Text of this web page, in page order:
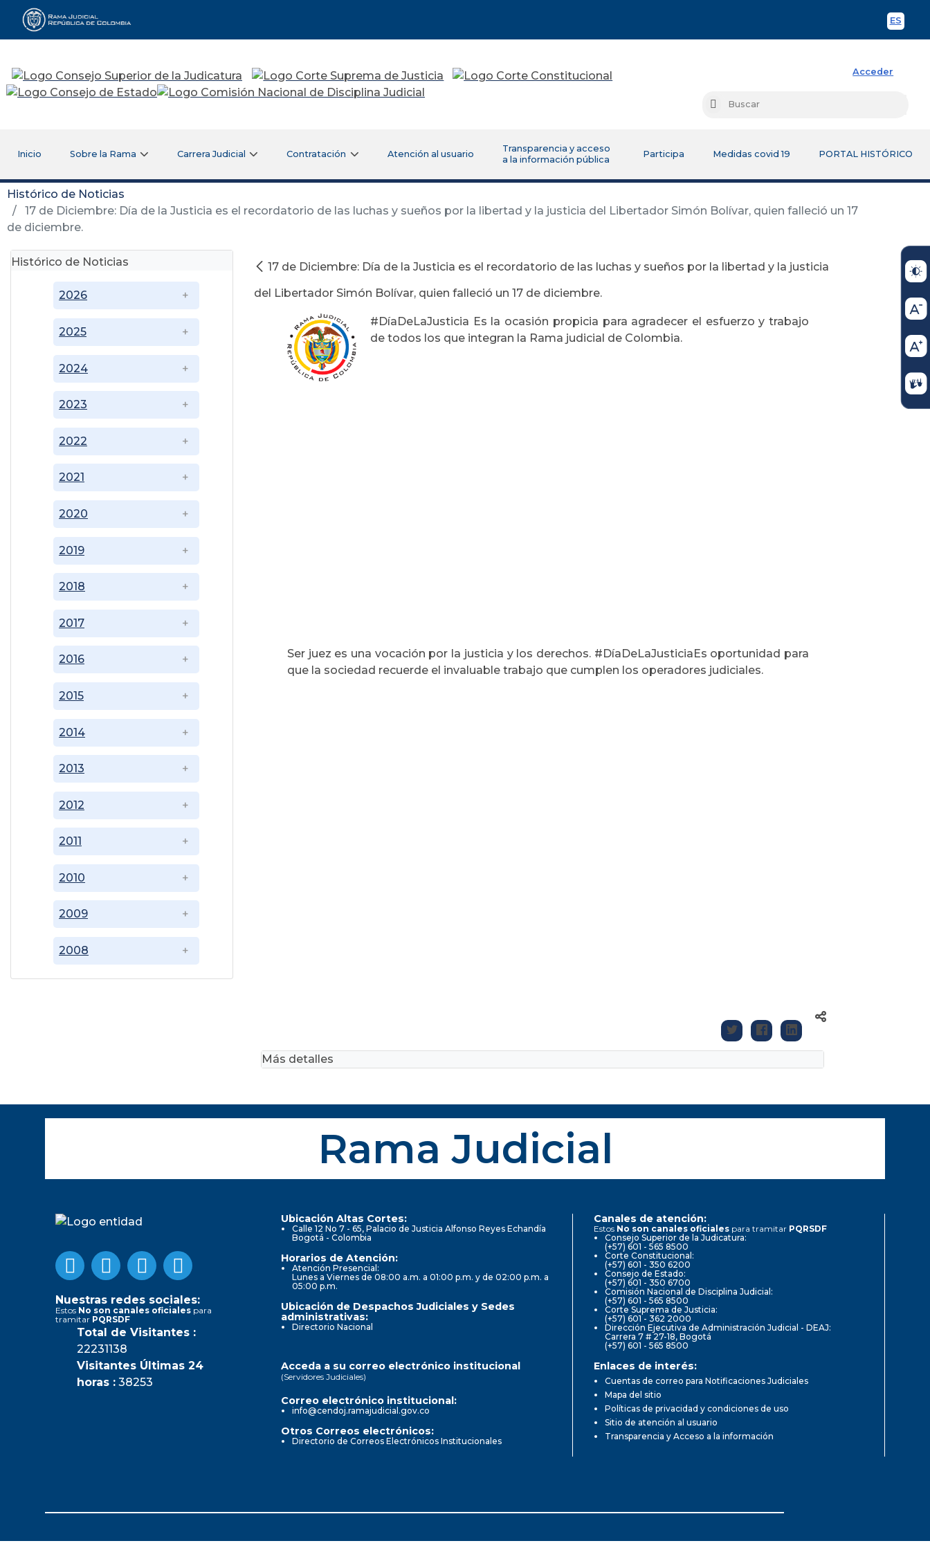
ES
Rama Judicial
Acceder
Buscar
Inicio Sobre la Rama Carrera Judicial Contratación Atención al usuario
Transparencia y acceso
a la información pública
Participa Medidas covid 19 PORTAL HISTÓRICO
Histórico de Noticias
17 de Diciembre: Día de la Justicia es el recordatorio de las luchas y sueños por la libertad y la justicia del Libertador Simón Bolívar, quien falleció un 17
de diciembre.
Histórico de Noticias
2008
2009
2010
2011
2012
2013
2014
2015
2016
2017
2018
2019
2020
2021
2022
2023
2024
2025
2026
17 de Diciembre: Día de la Justicia es el recordatorio de las luchas y sueños por la libertad y la justicia
del Libertador Simón Bolívar, quien falleció un 17 de diciembre.
#DíaDeLaJusticia Es la ocasión propicia para agradecer el esfuerzo y trabajo
de todos los que integran la Rama judicial de Colombia.
Ser juez es una vocación por la justicia y los derechos. #DíaDeLaJusticiaEs oportunidad para
que la sociedad recuerde el invaluable trabajo que cumplen los operadores judiciales.
Más detalles
Rama Judicial
Nuestras redes sociales:
Estos No son canales oficiales para
tramitar PQRSDF
Total de Visitantes :
22231138
Visitantes Últimas 24
horas : 38253
Ubicación Altas Cortes:
Calle 12 No 7 - 65, Palacio de Justicia Alfonso Reyes Echandía
Bogotá - Colombia
Horarios de Atención:
Atención Presencial:
Lunes a Viernes de 08:00 a.m. a 01:00 p.m. y de 02:00 p.m. a
05:00 p.m.
Ubicación de Despachos Judiciales y Sedes
administrativas:
Directorio Nacional
Canales de atención:
Estos No son canales oficiales para tramitar PQRSDF
Consejo Superior de la Judicatura:
(+57) 601 - 565 8500
Corte Constitucional:
(+57) 601 - 350 6200
Consejo de Estado:
(+57) 601 - 350 6700
Comisión Nacional de Disciplina Judicial:
(+57) 601 - 565 8500
Corte Suprema de Justicia:
(+57) 601 - 362 2000
Dirección Ejecutiva de Administración Judicial - DEAJ:
Carrera 7 # 27-18, Bogotá
(+57) 601 - 565 8500
Acceda a su correo electrónico institucional
(Servidores Judiciales)
Correo electrónico institucional:
info@cendoj.ramajudicial.gov.co
Otros Correos electrónicos:
Directorio de Correos Electrónicos Institucionales
Enlaces de interés:
Cuentas de correo para Notificaciones Judiciales
Mapa del sitio
Políticas de privacidad y condiciones de uso
Sitio de atención al usuario
Transparencia y Acceso a la información